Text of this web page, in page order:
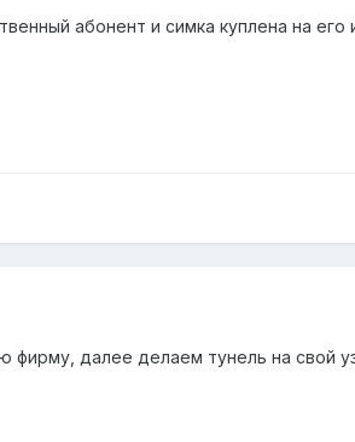
абонент и симка куплена на
далее делаем тунель на свой